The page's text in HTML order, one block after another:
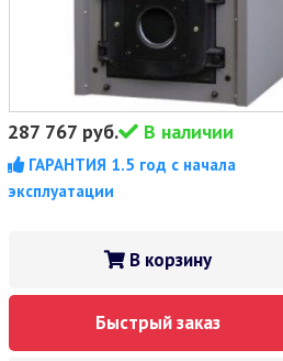
287 767 руб. В наличии
ГАРАНТИЯ 1.5 год с начала
эксплуатации
В корзину
Быстрый заказ